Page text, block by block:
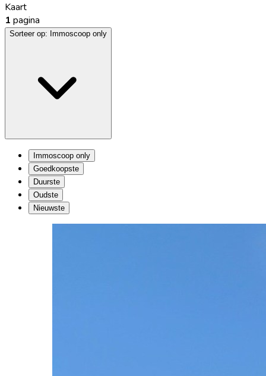
Kaart
1 pagina
Sorteer op: Immoscoop only
Immoscoop only
Goedkoopste
Duurste
Oudste
Nieuwste